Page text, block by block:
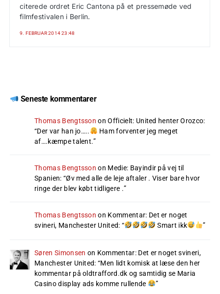
citerede ordret Eric Cantona på et pressemøde ved
filmfestivalen i Berlin.
9. FEBRUAR 2014 23:48
Seneste kommentarer
Thomas Bengtsson onOfficielt: United henter Orozco:
“Der var han jo…..
Ham forventer jeg meget
af….kæmpe talent.”
Thomas Bengtsson on Medie: Bayindir på vej til
Spanien: “Øv med alle de leje aftaler . Viser bare hvor
ringe der blev købt tidligere .”
Thomas Bengtsson on Kommentar: Det er noget
svineri, Manchester United: “ Smart ikk ”
Søren Simonsen on Kommentar: Det er noget svineri,
Manchester United: “Men lidt komisk at læse den her
kommentar på oldtrafford.dk og samtidig se Maria
Casino display ads komme rullende
”